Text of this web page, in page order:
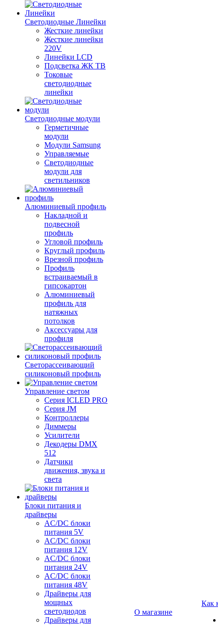
Светодиодные Линейки
Жесткие линейки
Жесткие линейки
220V
Линейки LCD
Подсветка ЖК ТВ
Токовые
светодиодные
линейки
Светодиодные модули
Герметичные
модули
Модули Samsung
Управляемые
Светодиодные
модули для
светильников
Алюминиевый профиль
Накладной и
подвесной
профиль
Угловой профиль
Круглый профиль
Врезной профиль
Профиль
встраиваемый в
гипсокартон
Алюминиевый
профиль для
натяжных
потолков
Аксессуары для
профиля
Светорассеивающий
силиконовый профиль
Управление светом
Серия ICLED PRO
Серия JM
Контроллеры
Диммеры
Усилители
Декодеры DMX
512
Датчики
движения, звука и
света
Блоки питания и
драйверы
AC/DC блоки
питания 5V
AC/DC блоки
питания 12V
AC/DC блоки
питания 24V
AC/DC блоки
питания 48V
Драйверы для
мощных
светодиодов
Драйверы для
О магазине
Как